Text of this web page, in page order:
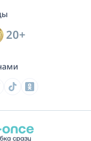
20+